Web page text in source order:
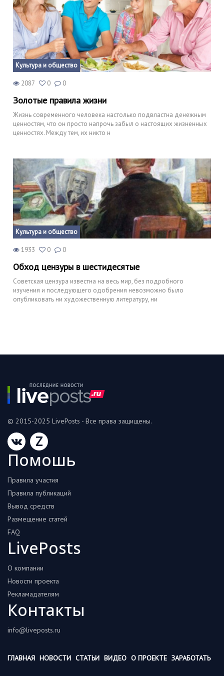
Культура и общество
2087 0 0
Золотые правила жизни
Жизнь современного человека настолько подвластна денежным
ценностям, что он просто напрочь забыл о настоящих жизненных
ценностях. Между тем, их никто н
Культура и общество
1933 0 0
Обход цензуры в шестидесятые
Советская цензура известна на весь мир, без подробного
изучения и последующего одобрения невозможно было
опубликовать ни художественную литературу, ни
© 2015-2025 LivePosts - Все права защищены.
Z
Помошь
Правила участия
Правила публикаций
Вывод средств
Размещение статей
FAQ
LivePosts
О компании
Новости проекта
Рекламадателям
Контакты
info@liveposts.ru
ГЛАВНАЯ НОВОСТИ СТАТЬИ ВИДЕО О ПРОЕКТЕ ЗАРАБОТАТЬ